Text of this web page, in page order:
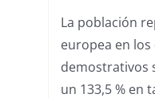
La población
europea en
demostrativos
un 133,5 % en